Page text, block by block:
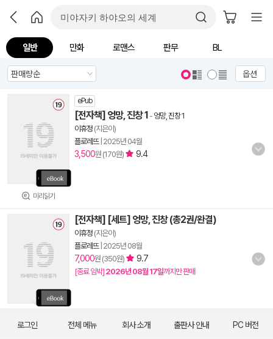
일반 만화 로맨스 판무 BL
옵션
미리읽기
ePub
[전자책] 엉망, 진창 1 - 엉망, 진창 1
이휴정 (지은이)
플로레뜨| 2025년 04월
3,500원 (170원) 9.4
[전자책] [세트] 엉망, 진창 (총2권/완결)
이휴정 (지은이)
플로레뜨| 2025년 08월
7,000원 (350원) 9.7
[종료 임박] 2026년 08월 17일까지만 판매
로그인 전체 메뉴 회사 소개 출판사 안내 PC 버전